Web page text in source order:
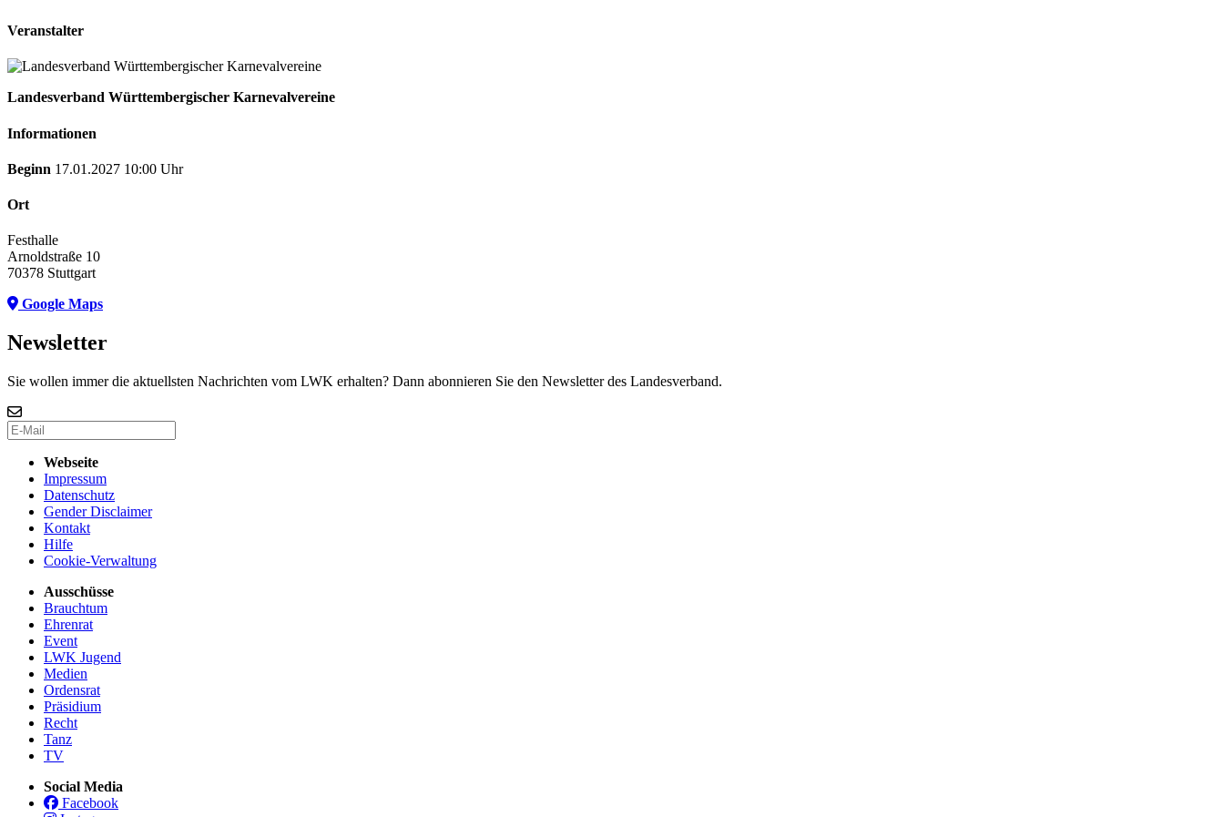
Veranstalter
Landesverband Württembergischer Karnevalvereine
Informationen
Beginn 17.01.2027 10:00 Uhr
Ort
Festhalle
Arnoldstraße 10
70378 Stuttgart
Google Maps
Newsletter
Sie wollen immer die aktuellsten Nachrichten vom LWK erhalten? Dann abonnieren Sie den Newsletter des Landesverband.
Webseite
Impressum
Datenschutz
Gender Disclaimer
Kontakt
Hilfe
Cookie-Verwaltung
Ausschüsse
Brauchtum
Ehrenrat
Event
LWK Jugend
Medien
Ordensrat
Präsidium
Recht
Tanz
TV
Social Media
Facebook